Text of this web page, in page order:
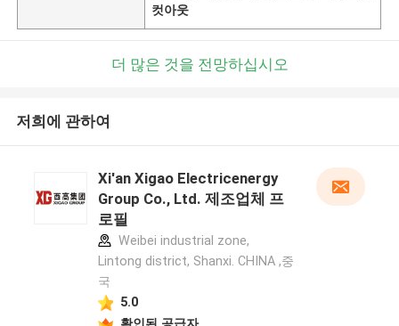
컷아웃
더 많은 것을 전망하십시오
저희에 관하여
Xi'an Xigao Electricenergy
Group Co., Ltd. 제조업체 프
로필
Weibei industrial zone,
Lintong district, Shanxi. CHINA ,중
국
5.0